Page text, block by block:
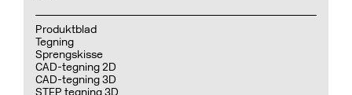
Produktblad
Tegning
Sprengskisse
CAD-tegning 2D
CAD-tegning 3D
STEP tegning 3D